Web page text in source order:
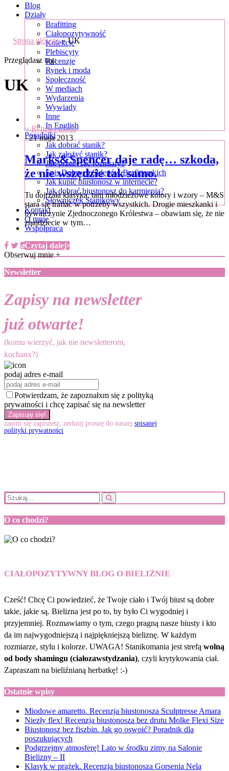
Blog
Działy
Brafitting
Ciałopozytywność
Kolekcje
Plebiscyty
Recenzje
Rynek i moda
Społeczność
W mediach
Wydarzenia
Wywiady
Inne
In English
Poradniki
Jak dobrać stanik?
Jak założyć stanik?
Jak przeliczać rozmiary?
Spis Dobrych Sklepów Brafitterskich
Jak kupić biustonosz w internecie?
Jak dobrać biustonosz do karmienia?
Słowniczek Stanikowy
Kontakt
O mnie
Współpraca
Obserwuj mnie +
Strona główna»UK
Przeglądasz tag:
UK
W Rynek i moda
- 21 maja 2013
Marks&Spencer daje radę… szkoda,
że nie wszędzie tak samo.
Tu dojrzała klasyka, tam młodzieżowe kolory i wzory – M&S
stara się trafiać w potrzeby wszystkich. Drogie mieszkanki i
bywalczynie Zjednoczonego Królestwa – obawiam się, że nie
znajdziecie w tym…
Czytaj dalej
Newsletter
Zapisy na newsletter
już otwarte!
(komu wierzyć, jak nie newsletterom,
kochanx?)
podaj adres e-mail
Potwierdzam, że zapoznałxm się z polityką
prywatności i chcę zapisać się na newsletter
zanim się zapiszesz, zerknij proszę do naszej spisanej
polityki prywatności
O co chodzi?
CIAŁOPOZYTYWNY BLOG O BIELIŹNIE
Cześć! Chcę Ci powiedzieć, że Twoje ciało i Twój biust są dobre
takie, jakie są. Bielizna jest po to, by było Ci wygodniej i
przyjemniej. Rozmawiamy o tym, czego pragną nasze biusty i kto
da im najwygodniejszą i najpiękniejszą bieliznę. W każdym
rozmiarze, stylu i kolorze. UWAGA! Stanikomania jest strefą wolną
od body shamingu (ciałozawstydzania), czyli krytykowania ciał.
Zapraszam na bieliźnianą herbatkę! :-)
Ostatnie wpisy
Miodowe amaretto. Recenzja biustonosza Sculptresse Amara
Niezły flex! Recenzja biustonosza bez drutu Molke Flexi Size
Biustonosz bez fiszbin. Jak go oswoić? Poradnik dla
poszukujących
Podgrzejmy atmosferę! Lato w środku zimy na Salonie
Bielizny – II
Klasyk w prążek. Recenzja biustonosza Gorsenia Nela